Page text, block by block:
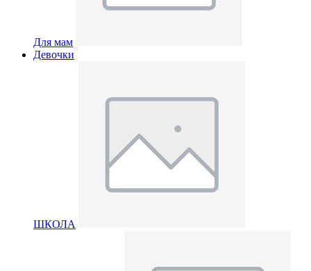
Для мам
Девочки
ШКОЛА